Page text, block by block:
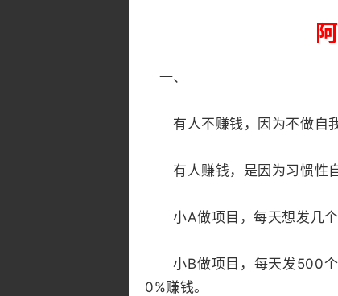
一、
有人不赚钱，因为不做自我
有人赚钱，是因为习惯性自
小A做项目，每天想发几个
小B做项目，每天发500个
0%赚钱。